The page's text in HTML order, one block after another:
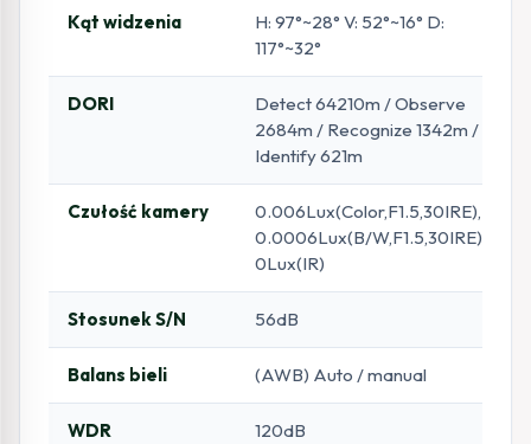
Kąt widzenia
H: 97°~28° V: 52°~16° D:
117°~32°
DORI
Detect 64210m / Observe
2684m / Recognize 1342m /
Identify 621m
Czułość kamery
0.006Lux(Color,F1.5,30IRE),
0.0006Lux(B/W,F1.5,30IRE),
0Lux(IR)
Stosunek S/N 56dB
Balans bieli (AWB) Auto / manual
WDR 120dB